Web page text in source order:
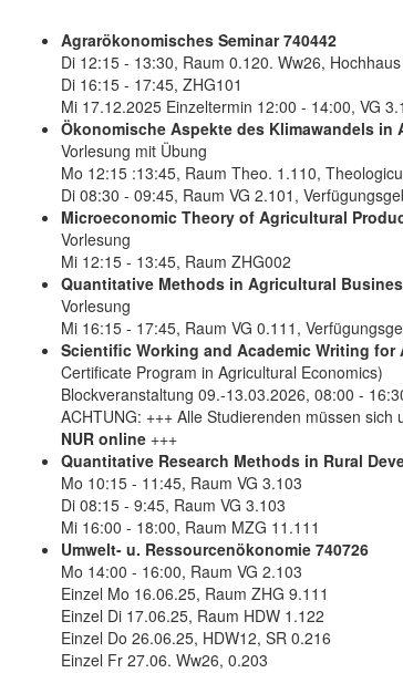
Agrarökonomisches Seminar 740442
Di 12:15 - 13:30, Raum 0.120. Ww26,
Di 16:15 - 17:45, ZHG101
Mi 17.12.2025 Einzeltermin 12:00 - 14:00, VG
Ökonomische Aspekte des Klimawandels in
Vorlesung mit Übung
Mo 12:15 :13:45, Raum Theo. 1.110,
Di 08:30 - 09:45, Raum VG 2.101,
Microeconomic Theory of Agricultural
Vorlesung
Mi 12:15 - 13:45, Raum ZHG002
Quantitative Methods in Agricultural
Vorlesung
Mi 16:15 - 17:45, Raum VG 0.111,
Scientific Working and Academic Writing
Certificate Program in Agricultural Economics)
Blockveranstaltung 09.-13.03.2026, 08:00 -
ACHTUNG: +++ Alle Studierenden müssen sich
NUR online +++
Quantitative Research Methods in Rural
Mo 10:15 - 11:45, Raum VG 3.103
Di 08:15 - 9:45, Raum VG 3.103
Mi 16:00 - 18:00, Raum MZG 11.111
Umwelt- u. Ressourcenökonomie 740726
Mo 14:00 - 16:00, Raum VG 2.103
Einzel Mo 16.06.25, Raum ZHG 9.111
Einzel Di 17.06.25, Raum HDW 1.122
Einzel Do 26.06.25, HDW12, SR 0.216
Einzel Fr 27.06. Ww26, 0.203